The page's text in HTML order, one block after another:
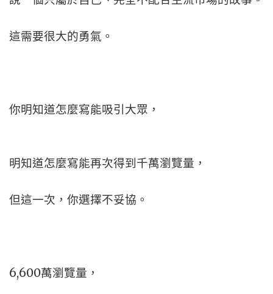
這需要很大的勇氣。
你明知道怎麼寫能吸引大眾，
明知道怎麼寫能再次得到千萬瀏覽量，
但這一次，你選擇不妥協。
6,600萬瀏覽量，